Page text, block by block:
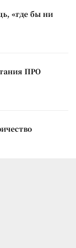
«где бы ни
ПРО